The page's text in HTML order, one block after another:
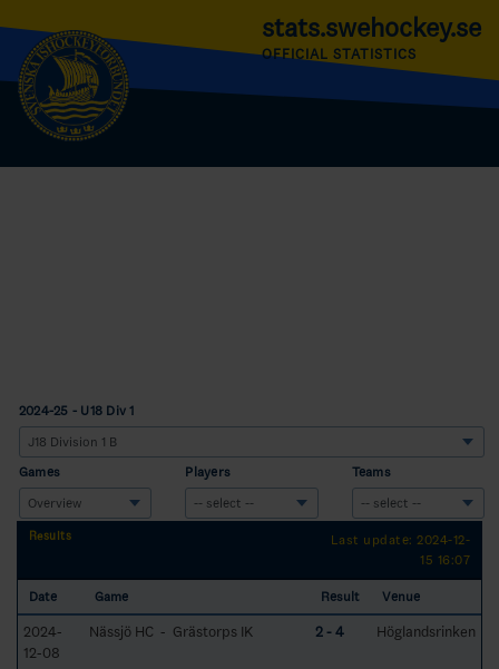
stats.swehockey.se
OFFICIAL STATISTICS
2024-25 - U18 Div 1
Games Players Teams
Results
Last update: 2024-12-
15 16:07
Date Game Result Venue
2024-
12-08
Nässjö HC - Grästorps IK 2 - 4 Höglandsrinken